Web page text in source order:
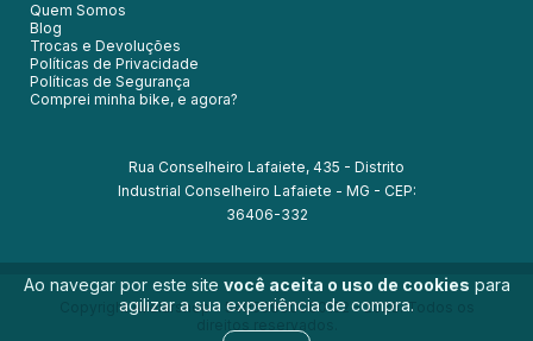
Ao navegar por este site você aceita o uso de cookies para
agilizar a sua experiência de compra.
Quem Somos
Blog
Trocas e Devoluções
Políticas de Privacidade
Políticas de Segurança
Comprei minha bike, e agora?
Rua Conselheiro Lafaiete, 435 - Distrito
Industrial Conselheiro Lafaiete - MG - CEP:
36406-332
Copyright Avelarshop - 54050830000152 - 2026. Todos os